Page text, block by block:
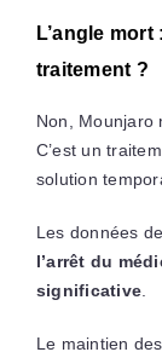
L’angle
traitement ?
Non, Mounjaro
C’est un
solution
Les données
l’arrêt du
significative.
Le maintien